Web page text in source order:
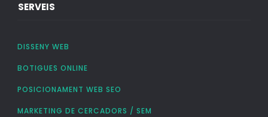
SERVEIS
DISSENY WEB
BOTIGUES ONLINE
POSICIONAMENT WEB SEO
MARKETING DE CERCADORS / SEM